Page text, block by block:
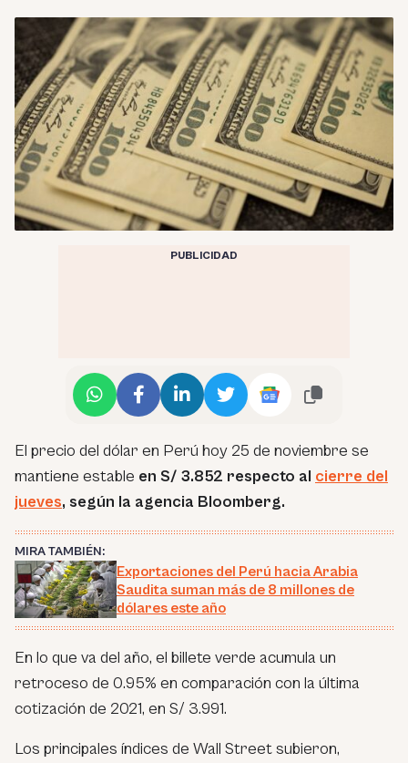
PUBLICIDAD
El precio del dólar en Perú hoy 25 de noviembre se
mantiene estable en S/ 3.852 respecto al cierre del
jueves, según la agencia Bloomberg.
MIRA TAMBIÉN:
Exportaciones del Perú hacia Arabia
Saudita suman más de 8 millones de
dólares este año
En lo que va del año, el billete verde acumula un
retroceso de 0.95% en comparación con la última
cotización de 2021, en S/ 3.991.
Los principales índices de Wall Street subieron,